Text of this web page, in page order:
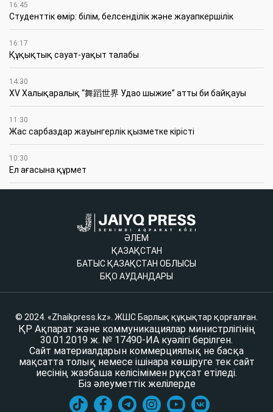
16:45
Студенттік өмір: білім, белсенділік және жауапкершілік
16:17
Құқықтық сауат-уақыт талабы
14:30
XV Халықаралық “舞蹈世界 Удао шыжие” атты би байқауы
11:30
Жас сарбаздар жауынгерлік қызметке кірісті
10:30
Ел ағасына құрмет
ӘЛЕМ
ҚАЗАҚСТАН
БАТЫС ҚАЗАҚСТАН ОБЛЫСЫ
БҚО АУДАНДАРЫ
© 2024. «Zhaikpress.kz». ЖШС Барлық құқықтар қорғалған.
ҚР Ақпарат және коммуникациялар министрлігінің
30.01.2019 ж. № 17490-ИА куәлігі берілген.
Сайт материалдарын коммерциялық не басқа
мақсатта толық немесе ішінара көшіруге тек сайт
иесінің жазбаша келісімімен рұқсат етіледі.
Біз әлеуметтік желілерде